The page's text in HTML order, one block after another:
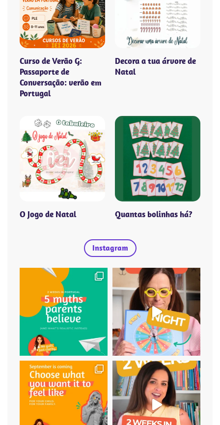
Curso de Verão G:
Passaporte de
Conversação: verão em
Portugal
Decora a tua árvore de
Natal
O Jogo de Natal Quantas bolinhas há?
Instagram